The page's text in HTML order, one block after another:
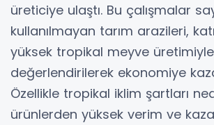
üreticiye ulaştı. Bu çalışmalar
kullanılmayan tarım arazileri,
yüksek tropikal meyve
değerlendirilerek ekonomiye
Özellikle tropikal iklim şartları
ürünlerden yüksek verim ve